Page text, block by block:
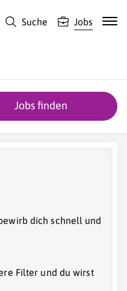
Suche Jobs
Jobs finden
dich schnell und
Filter und du wirst